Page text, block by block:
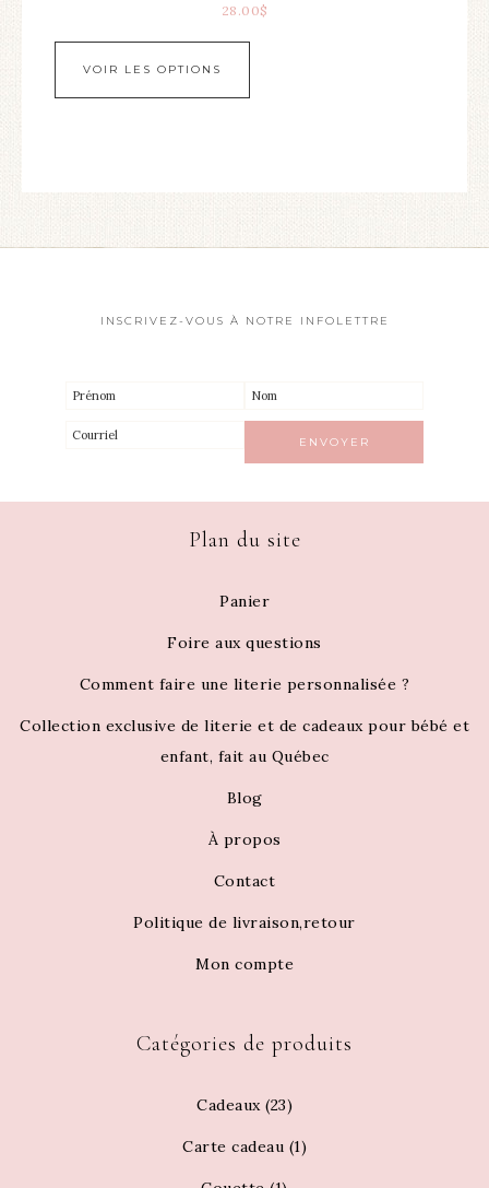
28.00$
VOIR LES OPTIONS
INSCRIVEZ-VOUS À NOTRE INFOLETTRE
Plan du site
Panier
Foire aux questions
Comment faire une literie personnalisée ?
Collection exclusive de literie et de cadeaux pour bébé et
enfant, fait au Québec
Blog
À propos
Contact
Politique de livraison,retour
Mon compte
Catégories de produits
Cadeaux (23)
Carte cadeau (1)